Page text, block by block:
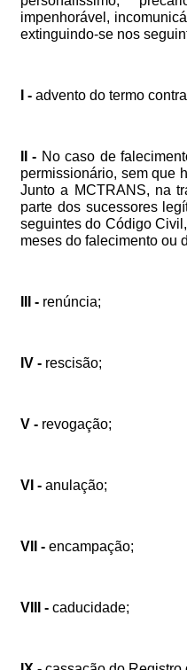
impenhorável,
extinguindo-se nos
- advento do termo
- No caso de
permissionário, sem que
Junto a MCTRANS, na
parte dos sucessores
seguintes do Código Civil,
meses do falecimento ou
- renúncia;
IV - rescisão;
V - revogação;
VI - anulação;
VII - encampação;
VIII - caducidade;